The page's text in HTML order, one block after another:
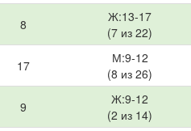
8
Ж:13-17
(7 из 22)
17
М:9-12
(8 из 26)
9
Ж:9-12
(2 из 14)